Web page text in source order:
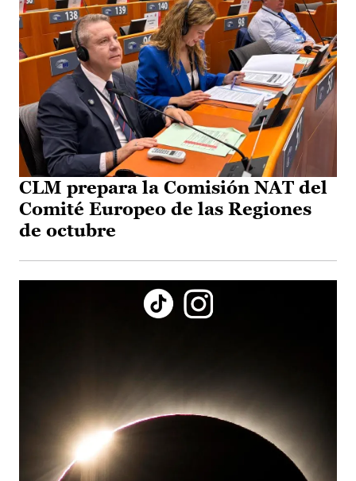
CLM prepara la Comisión NAT del
Comité Europeo de las Regiones
de octubre